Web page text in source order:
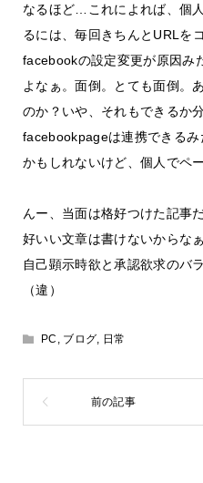
なるほど…これによれば、個
るには、毎回きちんとURLを
facebookの設定変更が原因み
よなぁ。面倒。とても面倒。
のか？いや、それもできるか
facebookpageは連携できる
かもしれないけど、個人でペ
んー、当面は格好つけた記事
好いい文章は書けないからなぁ
自己顕示時欲と承認欲求のバ
（違）
PC , ブログ, 日常